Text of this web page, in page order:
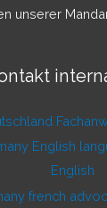
unserer
English